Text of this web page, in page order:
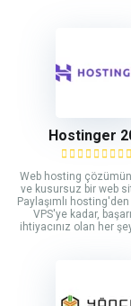
Hostinger
Web hosting
ve kusursuz bir web
Paylaşımlı
VPS'ye kadar,
ihtiyacınız olan her